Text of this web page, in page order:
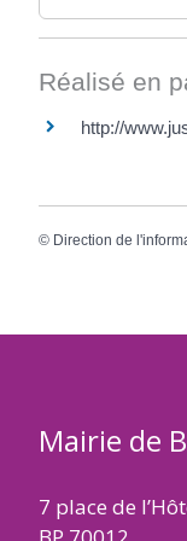
Réalisé en
http://
© Direction de
Mairie de
7 place de